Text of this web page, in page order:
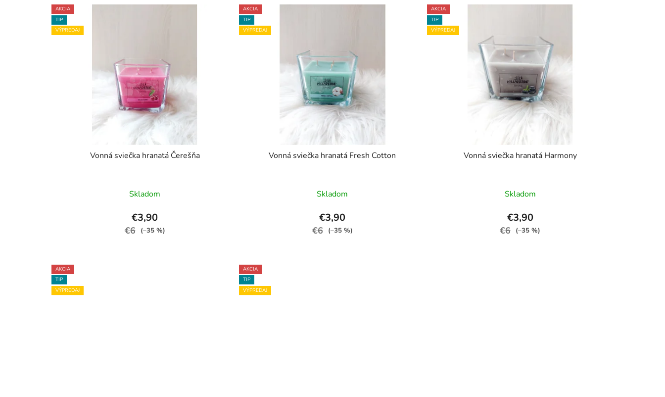
AKCIA
TIP
VÝPREDAJ
Vonná sviečka hranatá Čerešňa
Skladom
€3,90
€6 (–35 %)
AKCIA
TIP
VÝPREDAJ
Vonná sviečka hranatá Fresh Cotton
Skladom
€3,90
€6 (–35 %)
AKCIA
TIP
VÝPREDAJ
Vonná sviečka hranatá Harmony
Skladom
€3,90
€6 (–35 %)
AKCIA
TIP
VÝPREDAJ
AKCIA
TIP
VÝPREDAJ